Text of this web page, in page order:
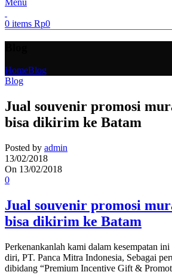
Menu
0 items Rp0
HomeBlog
Blog
Jual souvenir promosi
bisa dikirim ke Batam
Posted by admin
13/02/2018
On 13/02/2018
0
Jual souvenir promosi
bisa dikirim ke Batam
Perkenankanlah kami dalam kesempatan
diri, PT. Panca Mitra Indonesia, Sebagai
dibidang “Premium Incentive Gift &